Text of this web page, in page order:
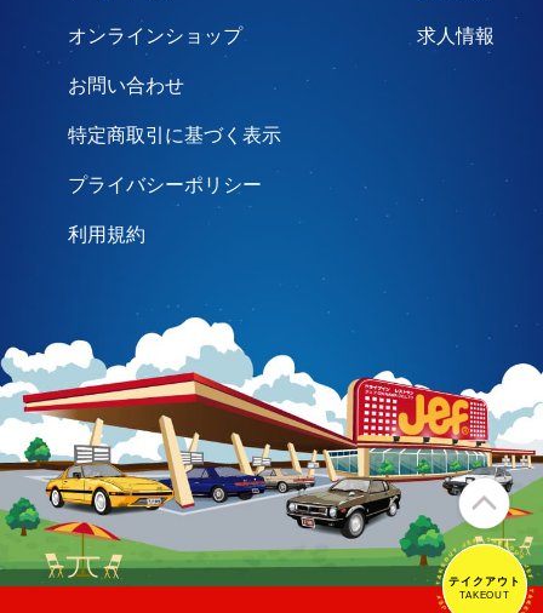
テイクアウト
TAKEOUT
テイクアウト
TAKEOUT
オンラインショップ 求人情報
お問い合わせ
特定商取引に基づく表示
プライバシーポリシー
利用規約